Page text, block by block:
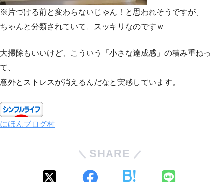
※片づける前と変わらないじゃん！と思われそうですが、
ちゃんと分類されていて、スッキリなのですｗ
大掃除もいいけど、こういう「小さな達成感」の積み重ねっ
て、
意外とストレスが消えるんだなと実感しています。
にほんブログ村
SHARE